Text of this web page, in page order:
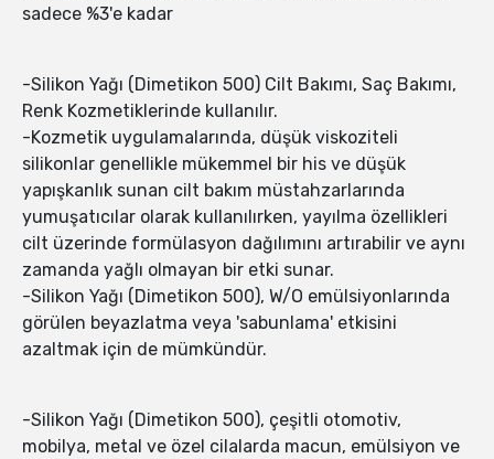
sadece %3'e kadar
-Silikon Yağı (Dimetikon 500) Cilt Bakımı, Saç Bakımı,
Renk Kozmetiklerinde kullanılır.
-Kozmetik uygulamalarında, düşük viskoziteli
silikonlar genellikle mükemmel bir his ve düşük
yapışkanlık sunan cilt bakım müstahzarlarında
yumuşatıcılar olarak kullanılırken, yayılma özellikleri
cilt üzerinde formülasyon dağılımını artırabilir ve aynı
zamanda yağlı olmayan bir etki sunar.
-Silikon Yağı (Dimetikon 500), W/O emülsiyonlarında
görülen beyazlatma veya 'sabunlama' etkisini
azaltmak için de mümkündür.
-Silikon Yağı (Dimetikon 500), çeşitli otomotiv,
mobilya, metal ve özel cilalarda macun, emülsiyon ve